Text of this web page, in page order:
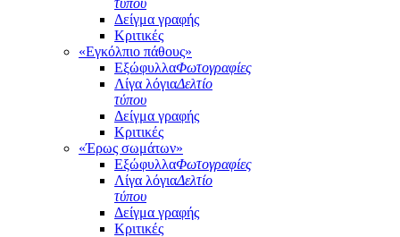
τύπου
Δείγμα γραφής
Κριτικές
«Εγκόλπιο πάθους»
ΕξώφυλλαΦωτογραφίες
Λίγα λόγιαΔελτίο
τύπου
Δείγμα γραφής
Κριτικές
«Έρως σωμάτων»
ΕξώφυλλαΦωτογραφίες
Λίγα λόγιαΔελτίο
τύπου
Δείγμα γραφής
Κριτικές